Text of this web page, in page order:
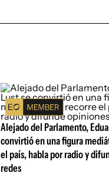
Alejado del Parlamento,
convirtió en una figura
el país, habla por radio y
redes